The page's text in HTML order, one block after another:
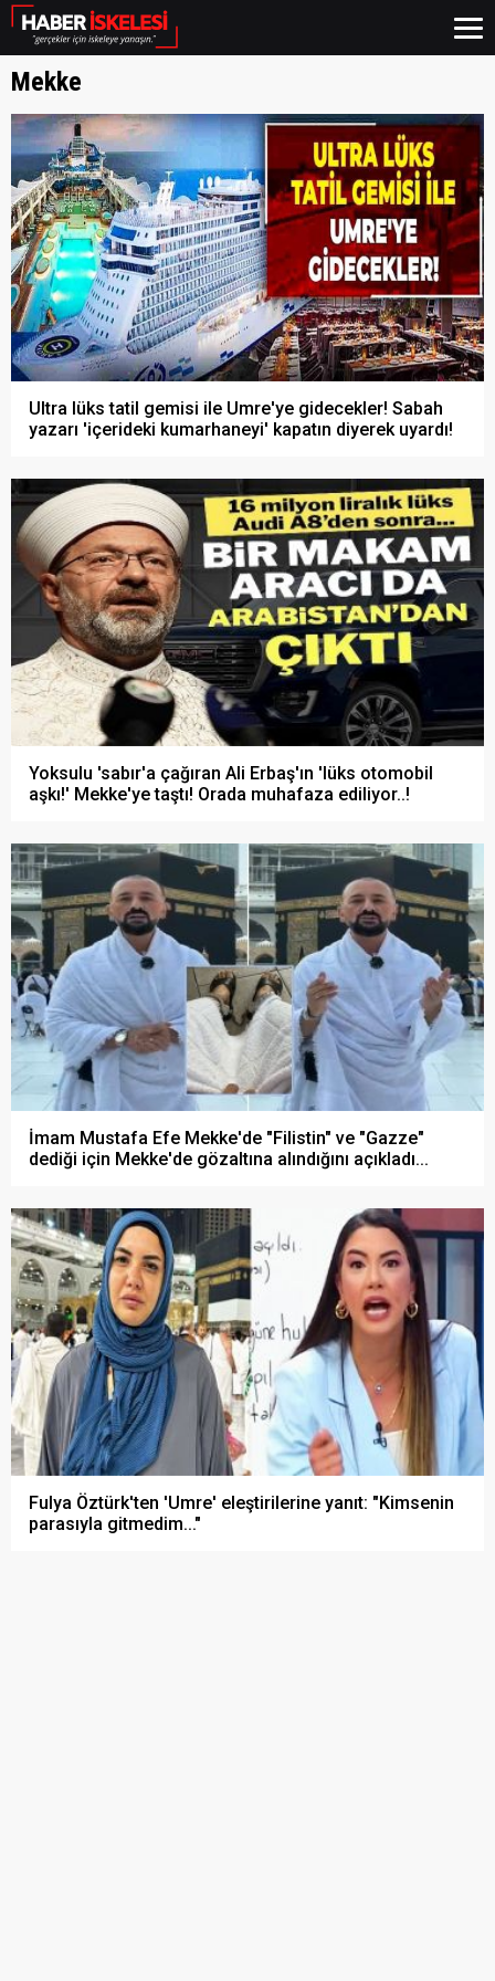
Mekke
Ultra lüks tatil gemisi ile Umre'ye gidecekler! Sabah
yazarı 'içerideki kumarhaneyi' kapatın diyerek uyardı!
Yoksulu 'sabır'a çağıran Ali Erbaş'ın 'lüks otomobil
aşkı!' Mekke'ye taştı! Orada muhafaza ediliyor..!
İmam Mustafa Efe Mekke'de "Filistin" ve "Gazze"
dediği için Mekke'de gözaltına alındığını açıkladı...
Fulya Öztürk'ten 'Umre' eleştirilerine yanıt: "Kimsenin
parasıyla gitmedim..."